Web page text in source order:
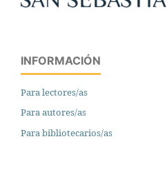
INFORMACIÓN
Para lectores/as
Para autores/as
Para bibliotecarios/as